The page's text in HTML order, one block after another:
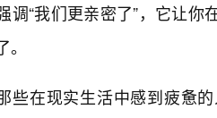
调“我们更亲密了”，它让
些在现实生活中感到疲惫